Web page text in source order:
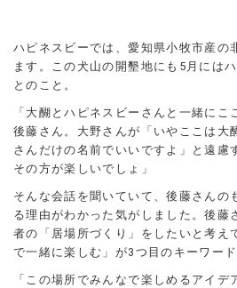
ハピネスビーでは、愛知県小牧市産の
ます。この犬山の開墾地にも5月には
とのこと。
「大醐とハピネスビーさんと一緒にこ
後藤さん。大野さんが「いやここは大
さんだけの名前でいいですよ」と遠慮
その方が楽しいでしょ」
そんな会話を聞いていて、後藤さんの
る理由がわかった気がしました。後藤
者の「居場所づくり」をしたいと考え
で一緒に楽しむ」が3つ目のキーワード
「この場所でみんなで楽しめるアイ